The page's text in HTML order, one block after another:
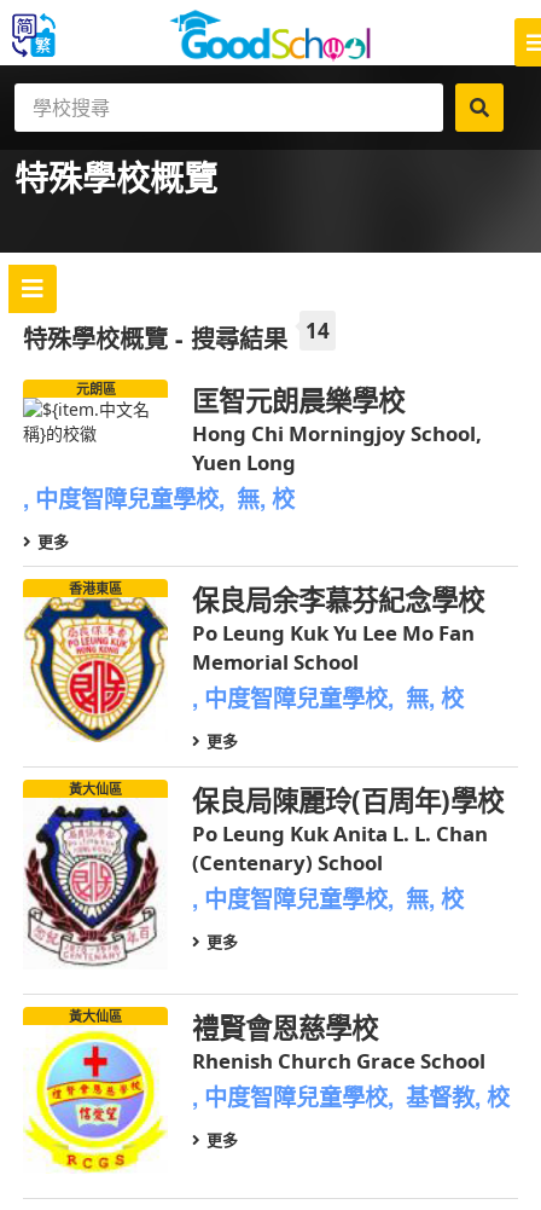
特殊學校概覽
特殊學校概覽 - 搜尋結果 14
元朗區 匡智元朗晨樂學校
Hong Chi Morningjoy School,
Yuen Long
, 中度智障兒童學校, 無, 校
更多
香港東區 保良局余李慕芬紀念學校
Po Leung Kuk Yu Lee Mo Fan
Memorial School
, 中度智障兒童學校, 無, 校
更多
黃大仙區 保良局陳麗玲(百周年)學校
Po Leung Kuk Anita L. L. Chan
(Centenary) School
, 中度智障兒童學校, 無, 校
更多
黃大仙區 禮賢會恩慈學校
Rhenish Church Grace School
, 中度智障兒童學校, 基督教, 校
更多